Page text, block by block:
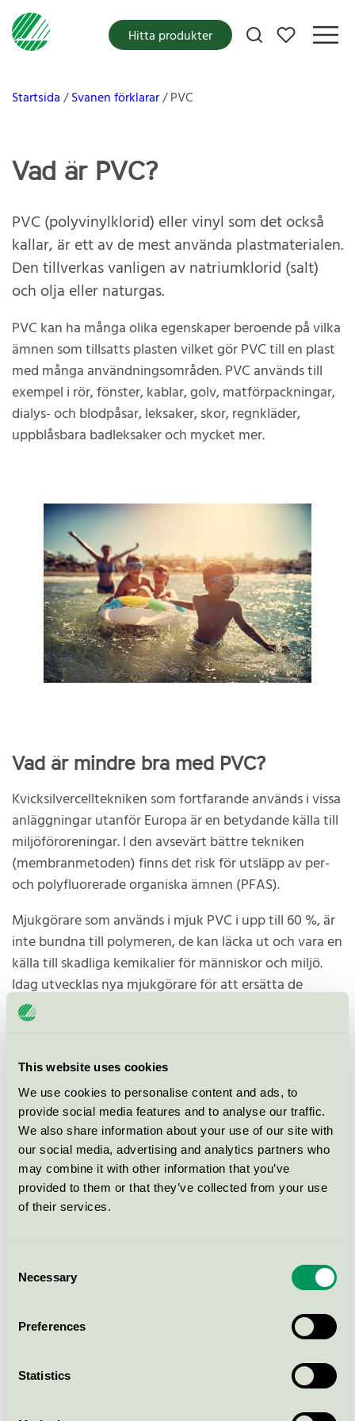
This website uses cookies
We use cookies to personalise content and ads, to
provide social media features and to analyse our traffic.
We also share information about your use of our site with
our social media, advertising and analytics partners who
may combine it with other information that you’ve
provided to them or that they’ve collected from your use
of their services.
Selection
Necessary
Preferences
Statistics
Mina favoriter
Hitta produkter
Startsida Svanen förklarar PVC
Vad är PVC?
PVC (polyvinylklorid) eller vinyl som det också
kallar, är ett av de mest använda plastmaterialen.
Den tillverkas vanligen av natriumklorid (salt)
och olja eller naturgas.
PVC kan ha många olika egenskaper beroende på vilka
ämnen som tillsatts plasten vilket gör PVC till en plast
med många användningsområden. PVC används till
exempel i rör, fönster, kablar, golv, matförpackningar,
dialys- och blodpåsar, leksaker, skor, regnkläder,
uppblåsbara badleksaker och mycket mer.
Vad är mindre bra med PVC?
Kvicksilvercelltekniken som fortfarande används i vissa
anläggningar utanför Europa är en betydande källa till
miljöföroreningar. I den avsevärt bättre tekniken
(membranmetoden) finns det risk för utsläpp av per-
och polyfluorerade organiska ämnen (PFAS).
Mjukgörare som används i mjuk PVC i upp till 60 %, är
inte bundna till polymeren, de kan läcka ut och vara en
källa till skadliga kemikalier för människor och miljö.
Idag utvecklas nya mjukgörare för att ersätta de
ftalater som har gett anledning till oro på grund av
deras reproduktionstoxiska- och hormonstörande
Alla nordiska länder tillåter inte förbränning av använd
PVC. Danmark har en avfallslagstiftning som säger att
all PVC ska sorteras för materialåtervinning. Om
materialet exempelvis på grund av tillsatser inte kan
materialåtervinnas måste det deponeras. Därför tittar
Nordisk Miljömärkning på möjligheterna att kräva
återvinning/återtagningssystem för specifika
Vad tycker Svanen om PVC?
Generellt förbjuder eller starkt begränsar Svanen PVC i
produkter där det finns bättre miljöalternativ som
fyller samma funktion eller i vanliga förpackningar
eftersom avfallshanteringssystemen inte sorterar PVC